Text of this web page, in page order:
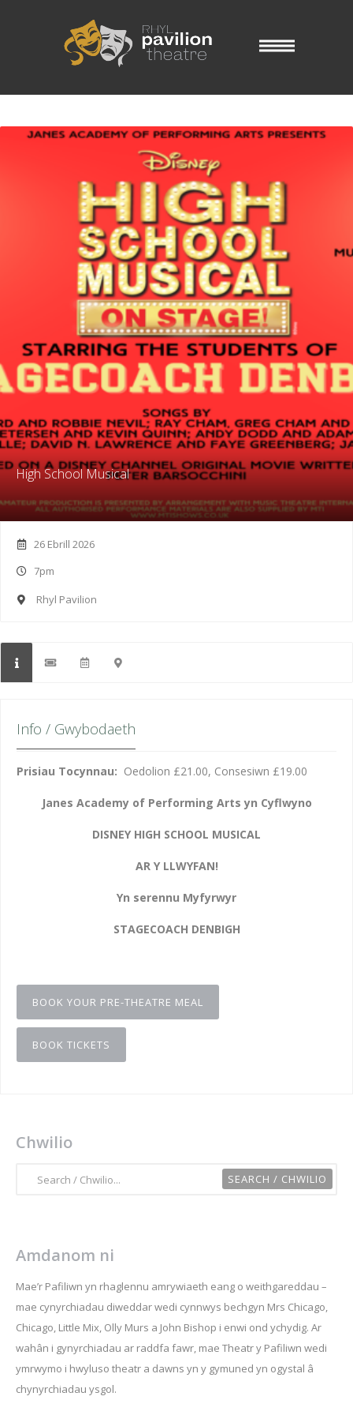
High School Musical
26 Ebrill 2026
7pm
Rhyl Pavilion
Info / Gwybodaeth
Prisiau Tocynnau: Oedolion £21.00, Consesiwn £19.00
Janes Academy of Performing Arts yn Cyflwyno
DISNEY HIGH SCHOOL MUSICAL
AR Y LLWYFAN!
Yn serennu Myfyrwyr
STAGECOACH DENBIGH
BOOK YOUR PRE-THEATRE MEAL
BOOK TICKETS
Chwilio
Amdanom ni
Mae’r Pafiliwn yn rhaglennu amrywiaeth eang o weithgareddau –
mae cynyrchiadau diweddar wedi cynnwys bechgyn Mrs Chicago,
Chicago, Little Mix, Olly Murs a John Bishop i enwi ond ychydig. Ar
wahân i gynyrchiadau ar raddfa fawr, mae Theatr y Pafiliwn wedi
ymrwymo i hwyluso theatr a dawns yn y gymuned yn ogystal â
chynyrchiadau ysgol.